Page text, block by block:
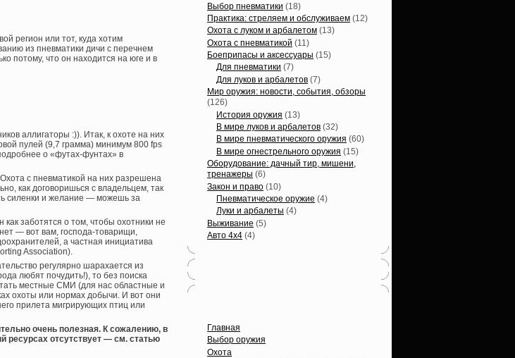
регион или тот, куда хотим
из пневматики дичи с перечнем
потому, что он находится на юге и в
аллигаторы :)). Итак, к охоте на них
пулей (9,7 грамма) минимум 800 fps
о «футах-фунтах» в
с пневматикой на них разрешена
как договоришься с владельцем, так
силенки и желание — можешь за
заботятся о том, чтобы охотники не
— вот вам, господа-товарищи,
а частная инициатива
Association).
регулярно шарахается из
любят почудить!), то без поиска
местные СМИ (для нас областные и
охоты или нормах добычи. И вот они
прилета мигрирующих птиц или
очень полезная. К сожалению, в
ресурсах отсутствует — см. статью
Выбор пневматики (18)
Практика: стреляем и обслуживаем (12)
Охота с луком и арбалетом (13)
Охота с пневматикой (11)
Боеприпасы и аксессуары (15)
Для пневматики (7)
Для луков и арбалетов (7)
Мир оружия: новости, события, обзоры
(126)
История оружия (13)
В мире луков и арбалетов (32)
В мире пневматического оружия (60)
В мире огнестрельного оружия (15)
Оборудование: дачный тир, мишени,
тренажеры (6)
Закон и право (10)
Пневматическое оружие (4)
Луки и арбалеты (4)
Выживание (5)
Авто 4х4 (4)
Главная
Выбор оружия
Охота